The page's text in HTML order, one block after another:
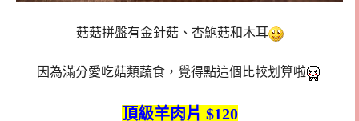
菇菇拼盤有金針菇、杏鮑菇和木耳
因為滿分愛吃菇類蔬食，覺得點這個比較划算啦
頂級羊肉片 $120